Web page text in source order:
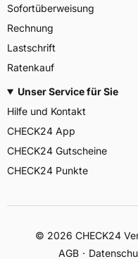
Sofortüberweisung
Rechnung
Lastschrift
Ratenkauf
Unser Service für Sie
Hilfe und Kontakt
CHECK24 App
CHECK24 Gutscheine
CHECK24 Punkte
© 2026 CHECK24
AGB